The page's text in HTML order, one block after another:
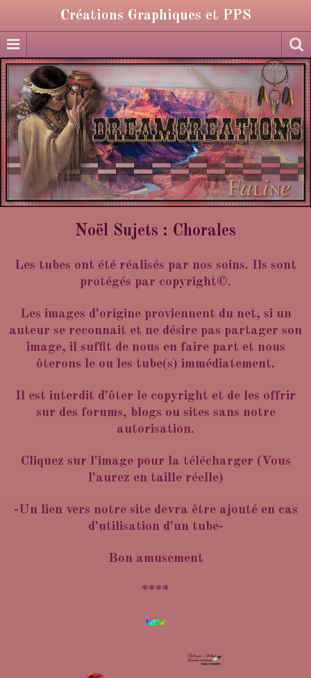
Créations Graphiques et PPS
Noël Sujets : Chorales
Les tubes ont été réalisés par nos soins. Ils sont
protégés par copyright©.
Les images d'origine proviennent du net, si un
auteur se reconnait et ne désire pas partager son
image, il suffit de nous en faire part et nous
ôterons le ou les tube(s) immédiatement.
Il est interdit d'ôter le copyright et de les offrir
sur des forums, blogs ou sites sans notre
autorisation.
Cliquez sur l'image pour la télécharger (Vous
l'aurez en taille réelle)
-Un lien vers notre site devra être ajouté en cas
d'utilisation d'un tube-
Bon amusement
****